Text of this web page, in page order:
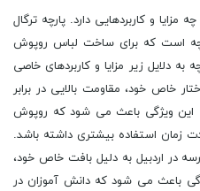
چه مزایا و کاربردهایی دارد. پارچه ترگال
است که برای ساخت لباس روپوش
دلایل زیر مزایا و کاربردهای خاصی
خاص خود، مقاومت بالایی در برابر
ویژگی باعث می شود که روپوش
زمان استفاده بیشتری داشته باشد.
در اردبیل به دلیل بافت خاص خود،
باعث می شود که دانش آموزان در